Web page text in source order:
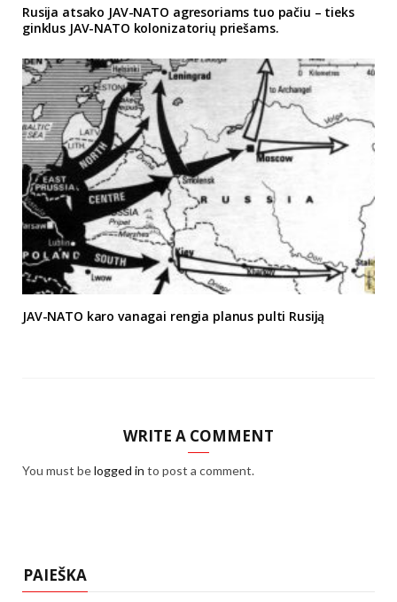
Rusija atsako JAV-NATO agresoriams tuo pačiu – tieks
ginklus JAV-NATO kolonizatorių priešams.
JAV-NATO karo vanagai rengia planus pulti Rusiją
WRITE A COMMENT
You must belogged in to post a comment.
PAIEŠKA